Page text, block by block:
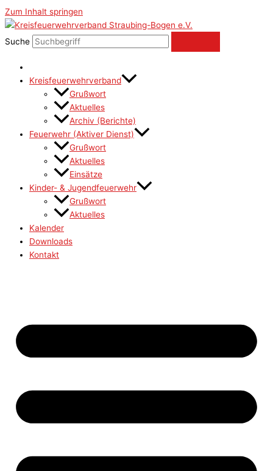
Zum Inhalt springen
Suche
Kreisfeuerwehrverband
Grußwort
Aktuelles
Archiv (Berichte)
Feuerwehr (Aktiver Dienst)
Grußwort
Aktuelles
Einsätze
Kinder- & Jugendfeuerwehr
Grußwort
Aktuelles
Kalender
Downloads
Kontakt